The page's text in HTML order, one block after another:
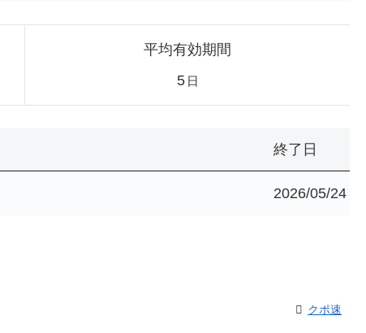
平均有効期間
5 日
終了日
2026/05/24
クポ速